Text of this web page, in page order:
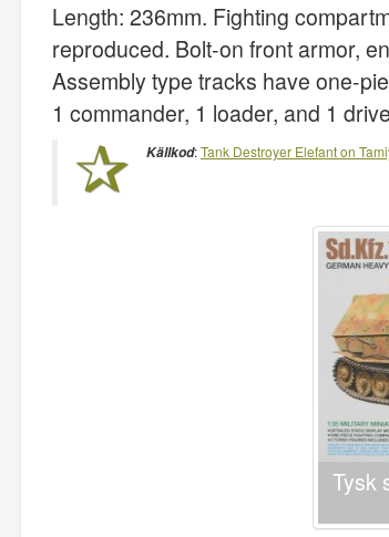
Length: 236mm. Fighting
reproduced. Bolt-on front armor,
Assembly type tracks have one-
1 commander, 1 loader, and 1
Källkod:Tank Destroyer Elefant on
Tysk